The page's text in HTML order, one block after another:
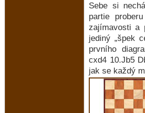
Sebe si
partie
zajímavosti a
jediný „špek
prvního
cxd4 10.Jb5
jak se každý